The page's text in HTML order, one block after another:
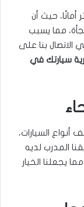
حيث أن
مما يسبب
الاتصال بنا على
سيارتك في
أنواع السيارات،
المدرب لديه
يجعلنا الخيار